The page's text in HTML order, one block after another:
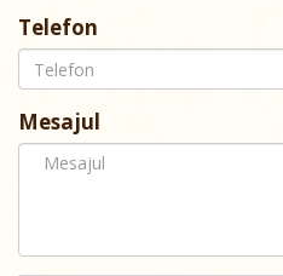
Telefon
Mesajul